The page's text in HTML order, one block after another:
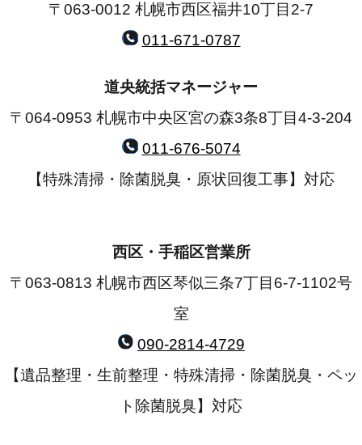
〒063-0012 札幌市西区福井10丁目2-7
011-671-0787
道央統括マネージャー
〒064-0953 札幌市中央区宮の森3条8丁目4-3-204
011-676-5074
【特殊清掃・除菌脱臭・原状回復工事】対応
西区・手稲区営業所
〒063-0813 札幌市西区琴似三条7丁目6-7-1102号
室
090-2814-4729
【遺品整理・生前整理・特殊清掃・除菌脱臭・ペッ
ト除菌脱臭】対応